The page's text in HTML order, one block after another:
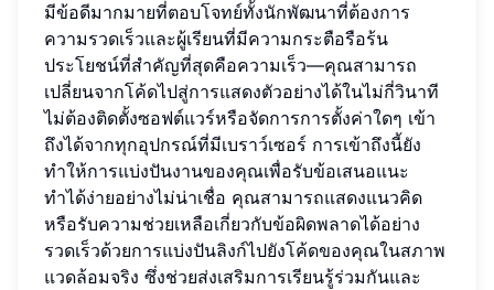
มีข้อดีมากมายที่ตอบโจทย์ทั้งนักพัฒนาที่ต้องการ
ความรวดเร็วและผู้เรียนที่มีความกระตือรือร้น
ประโยชน์ที่สำคัญที่สุดคือความเร็ว—คุณสามารถ
เปลี่ยนจากโค้ดไปสู่การแสดงตัวอย่างได้ในไม่กี่วินาที
ไม่ต้องติดตั้งซอฟต์แวร์หรือจัดการการตั้งค่าใดๆ เข้า
ถึงได้จากทุกอุปกรณ์ที่มีเบราว์เซอร์ การเข้าถึงนี้ยัง
ทำให้การแบ่งปันงานของคุณเพื่อรับข้อเสนอแนะ
ทำได้ง่ายอย่างไม่น่าเชื่อ คุณสามารถแสดงแนวคิด
หรือรับความช่วยเหลือเกี่ยวกับข้อผิดพลาดได้อย่าง
รวดเร็วด้วยการแบ่งปันลิงก์ไปยังโค้ดของคุณในสภาพ
แวดล้อมจริง ซึ่งช่วยส่งเสริมการเรียนรู้ร่วมกันและ